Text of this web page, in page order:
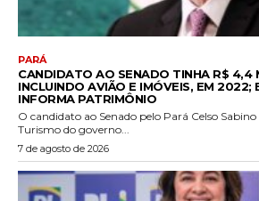
PARÁ
CANDIDATO AO SENADO TINHA R$ 4,4
INCLUINDO AVIÃO E IMÓVEIS, EM 2022;
INFORMA PATRIMÔNIO
O candidato ao Senado pelo Pará Celso
Turismo do governo...
7 de agosto de 2026